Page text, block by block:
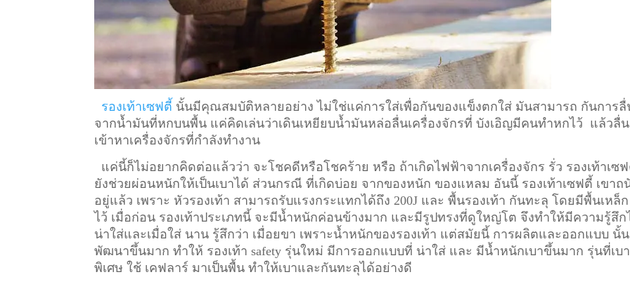
รองเท้าเซฟตี้ นั้นมีคุณสมบัติหลายอย่าง ไม่ใช่แค่การใส่เพื่อกันของแข็งตกใส่ มันสามารถ กันการลื่
จากน้ำมันที่หกบนพื้น แค่คิดเล่นว่าเดินเหยียบน้ำมันหล่อลื่นเครื่องจักรที่ บังเอิญมีคนทำหกไว้ แล้วลื่น
เข้าหาเครื่องจักรที่กำลังทำงาน
แค่นี้ก็ไม่อยากคิดต่อแล้วว่า จะโชคดีหรือโชคร้าย หรือ ถ้าเกิดไฟฟ้าจากเครื่องจักร รั่ว รองเท้าเซ
ยังช่วยผ่อนหนักให้เป็นเบาได้ ส่วนกรณี ที่เกิดบ่อย จากของหนัก ของแหลม อันนี้ รองเท้าเซฟตี้ เขาถ
อยู่แล้ว เพราะ หัวรองเท้า สามารถรับแรงกระแทกได้ถึง 200J และ พื้นรองเท้า กันทะลุ โดยมีพื้นเหล็
ไว้ เมื่อก่อน รองเท้าประเภทนี้ จะมีน้ำหนักค่อนข้างมาก และมีรูปทรงที่ดูใหญ่โต จึงทำให้มีความรู้สึก
น่าใส่และเมื่อใส่ นาน รู้สึกว่า เมื่อยขา เพราะน้ำหนักของรองเท้า แต่สมัยนี้ การผลิตและออกแบบ นั้น
พัฒนาขึ้นมาก ทำให้ รองเท้า safety รุ่นใหม่ มีการออกแบบที่ น่าใส่ และ มีน้ำหนักเบาขึ้นมาก รุ่นที่เบา
พิเศษ ใช้ เคฟลาร์ มาเป็นพื้น ทำให้เบาและกันทะลุได้อย่างดี